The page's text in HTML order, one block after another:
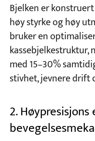
Bjelken er
høy styrke og høy
bruker en
kassebjelkestruktur,
med 15–30%
stivhet, jevnere drift
2.